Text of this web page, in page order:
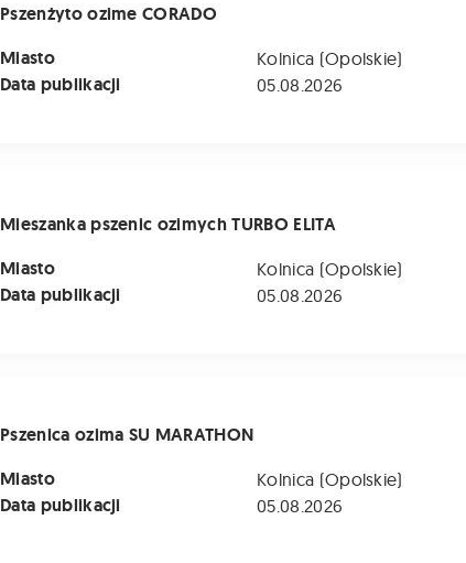
Pszenżyto ozime CORADO
Miasto
Kolnica (Opolskie)
Data publikacji 05.08.2026
Mieszanka pszenic ozimych TURBO ELITA
Miasto
Kolnica (Opolskie)
Data publikacji 05.08.2026
Pszenica ozima SU MARATHON
Miasto
Kolnica (Opolskie)
Data publikacji 05.08.2026